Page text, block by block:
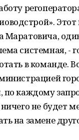
Этот
Маратовича,
системная, -
в команде.
по каждому
не будет
на замене